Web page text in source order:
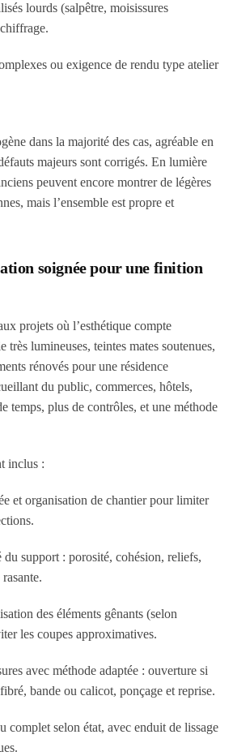
lourds (salpêtre, moisissures
ou exigence de rendu type atelier
dans la majorité des cas, agréable en
majeurs sont corrigés. En lumière
peuvent encore montrer de légères
mais l’ensemble est propre et
soignée pour une finition
projets où l’esthétique compte
très lumineuses, teintes mates soutenues,
rénovés pour une résidence
du public, commerces, hôtels,
temps, plus de contrôles, et une méthode
inclus :
et organisation de chantier pour limiter
support : porosité, cohésion, reliefs,
des éléments gênants (selon
les coupes approximatives.
avec méthode adaptée : ouverture si
bande ou calicot, ponçage et reprise.
complet selon état, avec enduit de lissage